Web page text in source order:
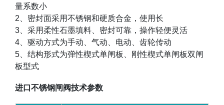
量系数小
2 、密封面采用不锈钢和硬质合金，使用长
3 、采用柔性石墨填料、密封可靠，操作轻便灵活
4 、驱动方式为手动、气动、电动、齿轮传动
5 、结构形式为弹性楔式单闸板、刚性楔式单闸板双闸
板型式
进口不锈钢闸阀技术参数